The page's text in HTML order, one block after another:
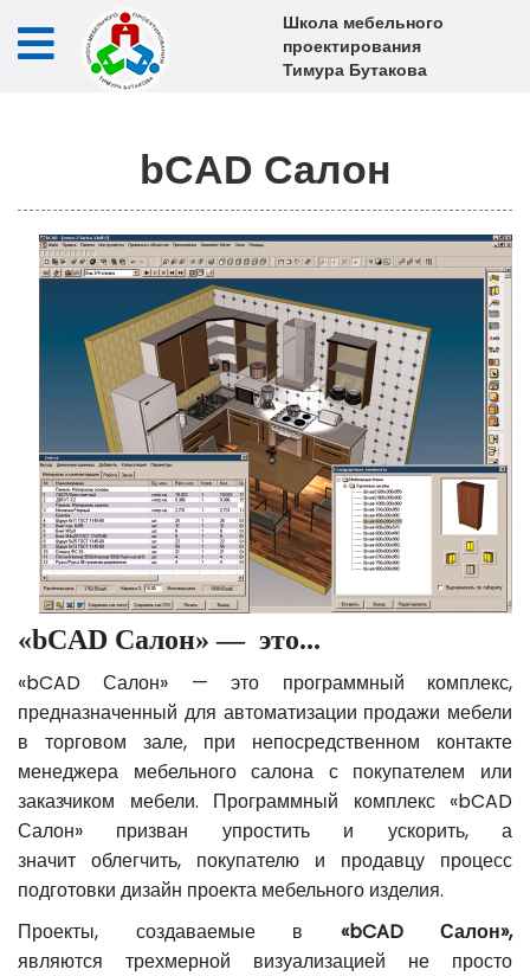
Школа мебельного
проектирования
Тимура Бутакова
bCAD Салон
«bCAD Салон» — это...
«bCAD Салон»
— это программный комплекс,
предназначенный для автоматизации продажи мебели
в торговом зале, при непосредственном контакте
менеджера мебельного салона с покупателем или
заказчиком мебели. Программный комплекс «bCAD
Салон» призван упростить и ускорить, а
значит облегчить, покупателю и продавцу процесс
подготовки дизайн проекта мебельного изделия.
Проекты, создаваемые в «bCAD Салон»,
являются трехмерной визуализацией не просто